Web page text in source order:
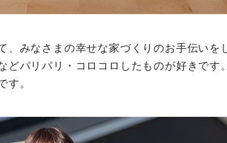
、みなさまの幸せな家づくりのお手伝いを
どパリパリ・コロコロしたものが好きです
す。